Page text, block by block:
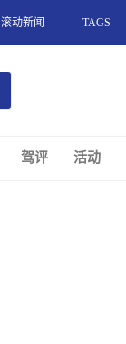
滚动新闻 TAGS
驾评 活动